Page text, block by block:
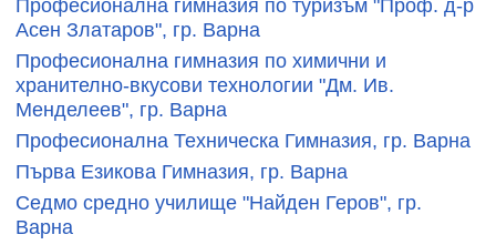
Професионална гимназия по туризъм "Проф. д-р
Асен Златаров", гр. Варна
Професионална гимназия по химични и
хранително-вкусови технологии "Дм. Ив.
Менделеев", гр. Варна
Професионална Техническа Гимназия, гр. Варна
Първа Езикова Гимназия, гр. Варна
Седмо средно училище "Найден Геров", гр.
Варна